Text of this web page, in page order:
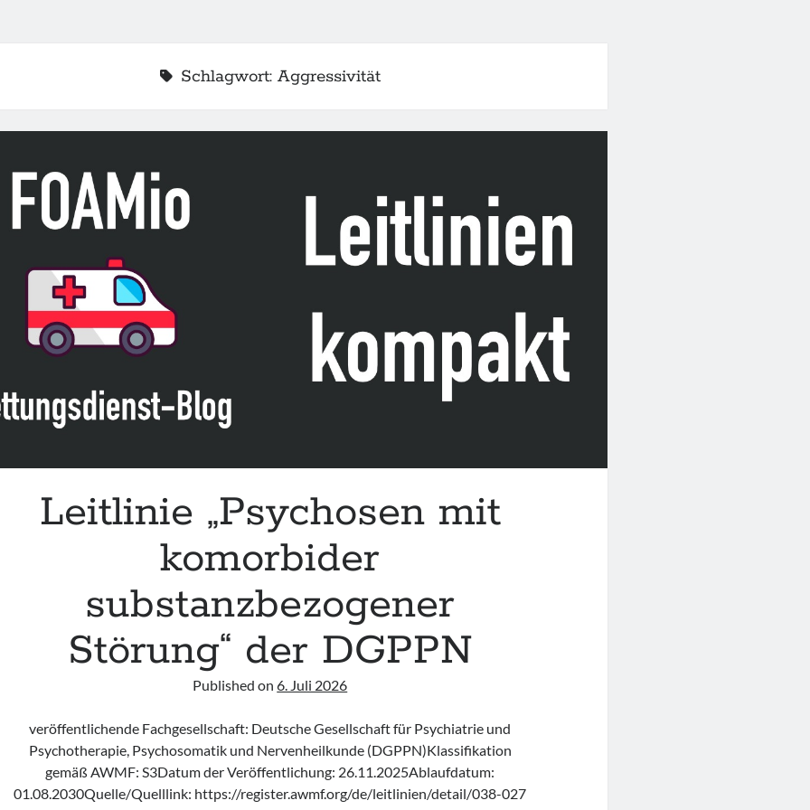
Schlagwort: Aggressivität
Leitlinie „Psychosen mit
komorbider
substanzbezogener
Störung“ der DGPPN
Published on6. Juli 2026
veröffentlichende Fachgesellschaft: Deutsche Gesellschaft für Psychiatrie und
Psychotherapie, Psychosomatik und Nervenheilkunde (DGPPN)Klassifikation
gemäß AWMF: S3Datum der Veröffentlichung: 26.11.2025Ablaufdatum:
01.08.2030Quelle/Quelllink: https://register.awmf.org/de/leitlinien/detail/038-027